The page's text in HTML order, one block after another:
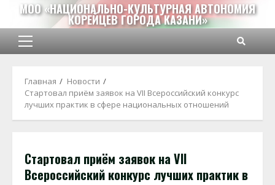
Перейти
содержимому
МОО «НАЦИОНАЛЬНО-КУЛЬТУРНАЯ АВТОНОМИЯ
КОРЕЙЦЕВ ГОРОДА КАЗАНИ»
Основное
Главная
Новости
Стартовал приём заявок на VII Всероссийский конкурс
лучших практик в сфере национальных отношений
Стартовал приём заявок на VII
Всероссийский конкурс лучших практик в